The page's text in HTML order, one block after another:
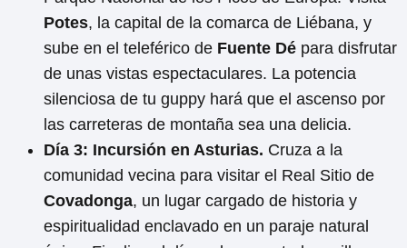
Potes, la capital de la comarca de Liébana, y
sube en el teleférico de Fuente Dé para disfrutar
de unas vistas espectaculares. La potencia
silenciosa de tu guppy hará que el ascenso por
las carreteras de montaña sea una delicia.
Día 3: Incursión en Asturias. Cruza a la
comunidad vecina para visitar el Real Sitio de
Covadonga, un lugar cargado de historia y
espiritualidad enclavado en un paraje natural